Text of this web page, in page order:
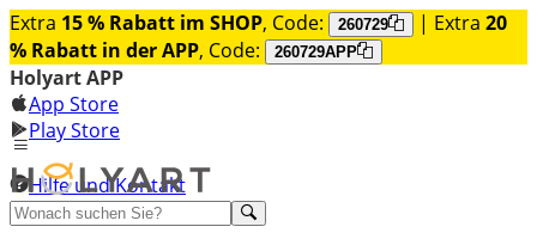
Extra 15 % Rabatt im SHOP, Code: 260729 | Extra 20
% Rabatt in der APP, Code: 260729APP
Holyart APP
App Store
Play Store
Hilfe und Kontakt
Entdecken Sie Premium